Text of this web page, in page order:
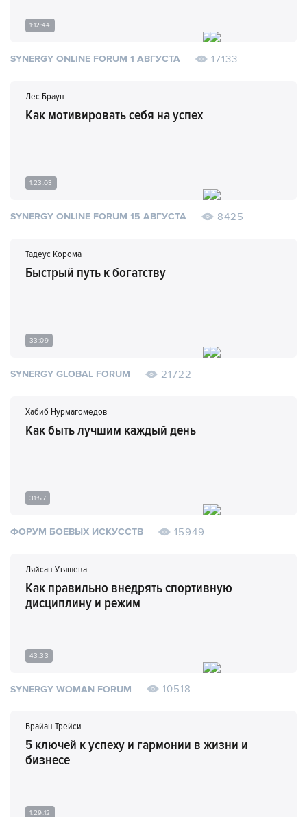
1:12:44
SYNERGY ONLINE FORUM 1 АВГУСТА 17133
Лес Браун
Как мотивировать себя на успех
1:23:03
SYNERGY ONLINE FORUM 15 АВГУСТА 8425
Тадеус Корома
Быстрый путь к богатству
33:09
SYNERGY GLOBAL FORUM 21722
Хабиб Нурмагомедов
Как быть лучшим каждый день
31:57
ФОРУМ БОЕВЫХ ИСКУССТВ 15949
Ляйсан Утяшева
Как правильно внедрять спортивную
дисциплину и режим
43:33
SYNERGY WOMAN FORUM 10518
Брайан Трейси
5 ключей к успеху и гармонии в жизни и
бизнесе
1:29:12